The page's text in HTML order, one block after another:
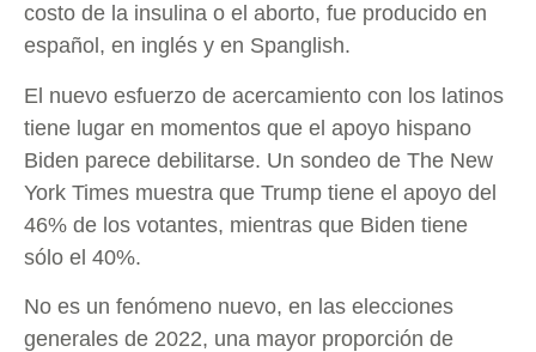
costo de la insulina o el aborto, fue producido en
español, en inglés y en Spanglish.
El nuevo esfuerzo de acercamiento con los latinos
tiene lugar en momentos que el apoyo hispano
Biden parece debilitarse. Un sondeo de The New
York Times muestra que Trump tiene el apoyo del
46% de los votantes, mientras que Biden tiene
sólo el 40%.
No es un fenómeno nuevo, en las elecciones
generales de 2022, una mayor proporción de